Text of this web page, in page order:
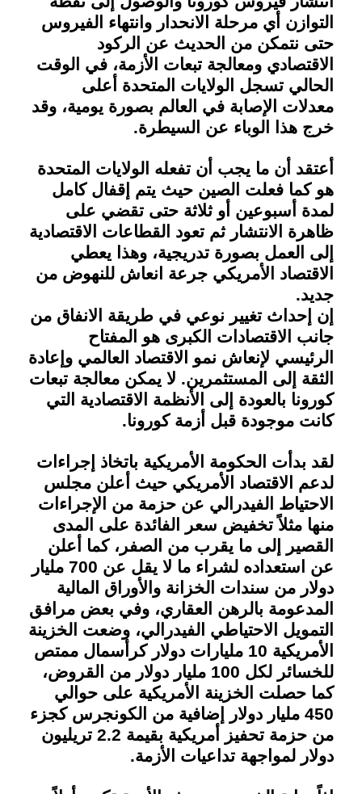
التوازن أي مرحلة الانحدار وانتهاء الفيروس
حتى نتمكن من الحديث عن الركود
الاقتصادي ومعالجة تبعات الأزمة، في الوقت
الحالي تسجل الولايات المتحدة أعلى
معدلات الإصابة في العالم بصورة يومية، وقد
خرج هذا الوباء عن السيطرة.
أعتقد أن ما يجب أن تفعله الولايات المتحدة
هو كما فعلت الصين حيث يتم إقفال كامل
لمدة أسبوعين أو ثلاثة حتى تقضي على
ظاهرة الانتشار ثم تعود القطاعات الاقتصادية
إلى العمل بصورة تدريجية، وهذا يعطي
الاقتصاد الأمريكي جرعة انعاش للنهوض من
جديد.
إن إحداث تغيير نوعي في طريقة الانفاق من
جانب الاقتصادات الكبرى هو المفتاح
الرئيسي لإنعاش نمو الاقتصاد العالمي وإعادة
الثقة إلى المستثمرين. لا يمكن معالجة تبعات
كورونا بالعودة إلى الأنظمة الاقتصادية التي
كانت موجودة قبل أزمة كورونا.
لقد بدأت الحكومة الأمريكية باتخاذ إجراءات
لدعم الاقتصاد الأمريكي حيث أعلن مجلس
الاحتياط الفيدرالي عن حزمة من الإجراءات
منها مثلاً تخفيض سعر الفائدة على المدى
القصير إلى ما يقرب من الصفر، كما أعلن
عن استعداده لشراء ما لا يقل عن 700 مليار
دولار من سندات الخزانة والأوراق المالية
المدعومة بالرهن العقاري، وفي بعض مرافق
التمويل الاحتياطي الفيدرالي، وضعت الخزينة
الأمريكية 10 مليارات دولار كرأسمال ممتص
للخسائر لكل 100 مليار دولار من القروض،
كما حصلت الخزينة الأمريكية على حوالي
450 مليار دولار إضافية من الكونجرس كجزء
من حزمة تحفيز أمريكية بقيمة 2.2 تريليون
دولار لمواجهة تداعيات الأزمة.